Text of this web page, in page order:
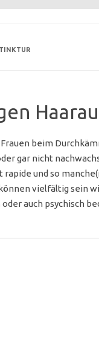
beim
gar nicht
und so
vielfältig sein
auch psychisch